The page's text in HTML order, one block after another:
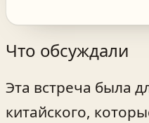
Что обсуждали
Эта встреча была
китайского,